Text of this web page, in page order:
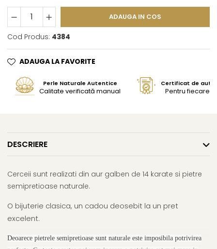
ADAUGA IN COS
Cod Produs: 4384
ADAUGA LA FAVORITE
Perle Naturale Autentice
Calitate verificată manual
Certificat de
Pentru fiecare
DESCRIERE
Cerceii sunt realizati din aur galben de 14 karate si pietre
semipretioase naturale.
O bijuterie clasica, un cadou deosebit la un pret
excelent.
Deoarece pietrele semipretioase sunt naturale este imposibila potrivirea